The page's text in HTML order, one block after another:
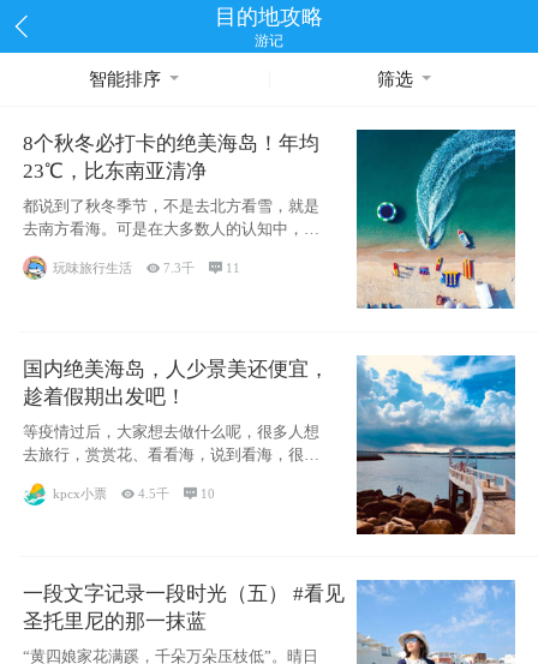
目的地攻略
游记
智能排序 筛选
8个秋冬必打卡的绝美海岛！年均
23℃，比东南亚清净
都说到了秋冬季节，不是去北方看雪，就是
去南方看海。可是在大多数人的认知中，仿
佛海滩只
玩味旅行生活 7.3千  11
国内绝美海岛，人少景美还便宜，
趁着假期出发吧！
等疫情过后，大家想去做什么呢，很多人想
去旅行，赏赏花、看看海，说到看海，很多
kpcx小票 4.5千  10
一段文字记录一段时光（五） #看见
圣托里尼的那一抹蓝
“黄四娘家花满蹊，千朵万朵压枝低”。晴日